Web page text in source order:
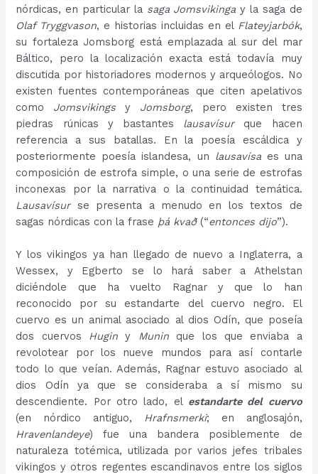
nórdicas, en particular la saga Jomsvikinga y la saga de
Olaf Tryggvason, e historias incluidas en el Flateyjarbók,
su fortaleza Jomsborg está emplazada al sur del mar
Báltico, pero la localización exacta está todavía muy
discutida por historiadores modernos y arqueólogos. No
existen fuentes contemporáneas que citen apelativos
como Jomsvikings y Jomsborg, pero existen tres
piedras rúnicas y bastantes lausavísurque hacen
referencia a sus batallas. En la poesía escáldica y
posteriormente poesía islandesa, un lausavísaes una
composición de estrofa simple, o una serie de estrofas
inconexas por la narrativa o la continuidad temática.
Lausavísurse presenta a menudo en los textos de
sagas nórdicas con la frase þá kvað(“entonces dijo”).
Y los vikingos ya han llegado de nuevo a Inglaterra, a
Wessex, y Egberto se lo hará saber a Athelstan
diciéndole que ha vuelto Ragnar y que lo han
reconocido por su estandarte del cuervo negro. El
cuervo es un animal asociado al dios Odín, que poseía
dos cuervos Hugin y Muninque los que enviaba a
revolotear por los nueve mundos para así contarle
todo lo que veían. Además, Ragnar estuvo asociado al
dios Odín ya que se consideraba a sí mismo su
descendiente. Por otro lado, el estandarte del cuervo
(en nórdico antiguo, Hrafnsmerki; en anglosajón,
Hravenlandeye) fue una bandera posiblemente de
naturaleza totémica, utilizada por varios jefes tribales
vikingos y otros regentes escandinavos entre los siglos